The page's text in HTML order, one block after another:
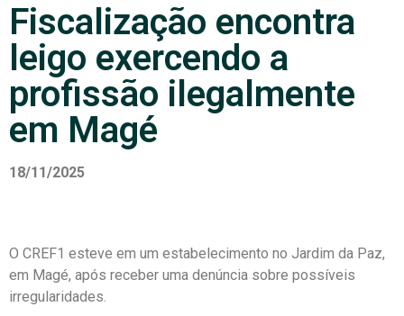
Fiscalização encontra
leigo exercendo a
profissão ilegalmente
em Magé
18/11/2025
O CREF1 esteve em um estabelecimento no Jardim da Paz,
em Magé, após receber uma denúncia sobre possíveis
irregularidades.